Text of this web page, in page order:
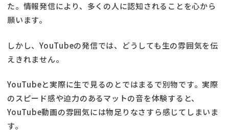
た。情報発信により、多くの人に認知されることを心から
願います。
しかし、YouTubeの発信では、どうしても生の雰囲気を伝
えきれません。
YouTubeと実際に生で見るのとではまるで別物です。実際
のスピード感や迫力のあるマットの音を体験すると、
YouTube動画の雰囲気には物足りなさすら感じてしまいま
す。